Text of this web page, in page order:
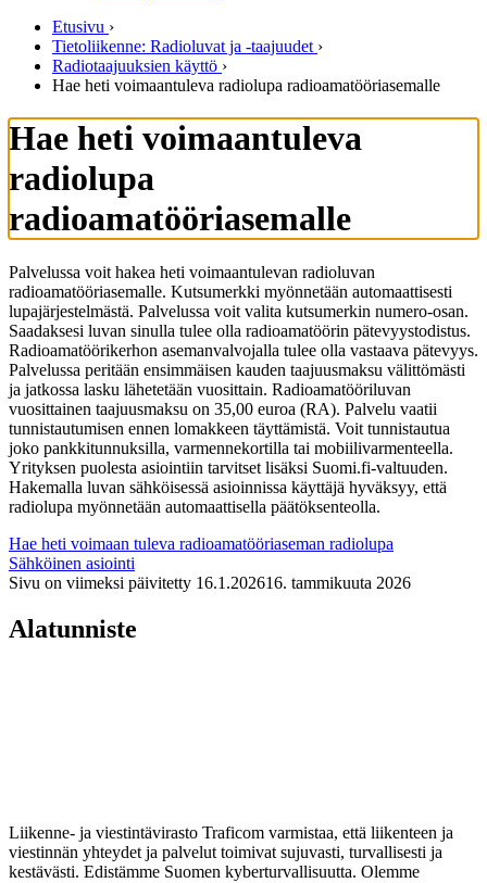
Etusivu ›
Tietoliikenne: Radioluvat ja -taajuudet ›
Radiotaajuuksien käyttö ›
Hae heti voimaantuleva radiolupa radioamatööriasemalle
Hae heti voimaantuleva
radiolupa
radioamatööriasemalle
Palvelussa voit hakea heti voimaantulevan radioluvan
radioamatööriasemalle. Kutsumerkki myönnetään automaattisesti
lupajärjestelmästä. Palvelussa voit valita kutsumerkin numero-osan.
Saadaksesi luvan sinulla tulee olla radioamatöörin pätevyystodistus.
Radioamatöörikerhon asemanvalvojalla tulee olla vastaava pätevyys.
Palvelussa peritään ensimmäisen kauden taajuusmaksu välittömästi
ja jatkossa lasku lähetetään vuosittain. Radioamatööriluvan
vuosittainen taajuusmaksu on 35,00 euroa (RA). Palvelu vaatii
tunnistautumisen ennen lomakkeen täyttämistä. Voit tunnistautua
joko pankkitunnuksilla, varmennekortilla tai mobiilivarmenteella.
Yrityksen puolesta asiointiin tarvitset lisäksi Suomi.fi-valtuuden.
Hakemalla luvan sähköisessä asioinnissa käyttäjä hyväksyy, että
radiolupa myönnetään automaattisella päätöksenteolla.
Hae heti voimaan tuleva radioamatööriaseman radiolupa
Sähköinen asiointi
Sivu on viimeksi päivitetty 16.1.202616. tammikuuta 2026
Alatunniste
Liikenne- ja viestintävirasto Traficom varmistaa, että liikenteen ja
viestinnän yhteydet ja palvelut toimivat sujuvasti, turvallisesti ja
kestävästi. Edistämme Suomen kyberturvallisuutta. Olemme